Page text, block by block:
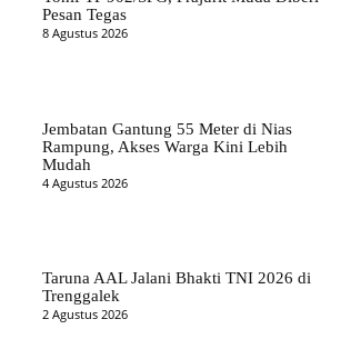
Pesan Tegas
8 Agustus 2026
Jembatan Gantung 55 Meter di Nias
Rampung, Akses Warga Kini Lebih
Mudah
4 Agustus 2026
Taruna AAL Jalani Bhakti TNI 2026 di
Trenggalek
2 Agustus 2026